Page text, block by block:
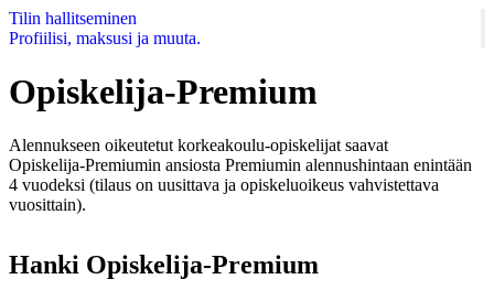
Tilin hallitseminen
Profiilisi, maksusi ja muuta.
Opiskelija-Premium
Alennukseen oikeutetut korkeakoulu‑opiskelijat saavat
Opiskelija‑Premiumin ansiosta Premiumin alennushintaan enintään
4 vuodeksi (tilaus on uusittava ja opiskeluoikeus vahvistettava
vuosittain).
Hanki Opiskelija-Premium